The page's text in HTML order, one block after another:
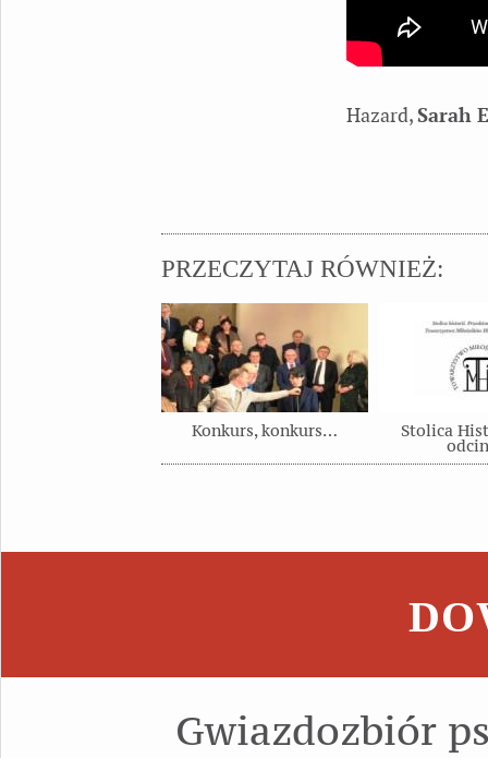
Hazard,Sarah
PRZECZYTAJ RÓWNIEŻ:
Konkurs, konkurs… Stolica
Gwiazdozbiór